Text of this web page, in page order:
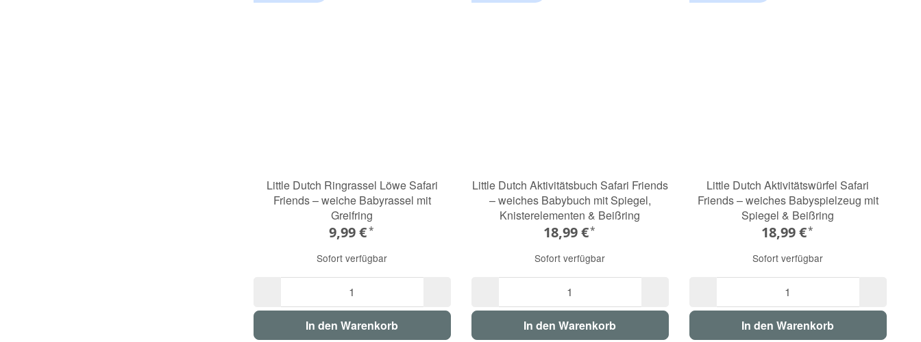
Little Dutch Ringrassel Löwe Safari
Friends – weiche Babyrassel mit
Greifring
9,99 €*
Sofort verfügbar
In den Warenkorb
Little Dutch Aktivitätsbuch Safari Friends
– weiches Babybuch mit Spiegel,
Knisterelementen & Beißring
18,99 €*
Sofort verfügbar
In den Warenkorb
Little Dutch Aktivitätswürfel Safari
Friends – weiches Babyspielzeug mit
Spiegel & Beißring
18,99 €*
Sofort verfügbar
In den Warenkorb